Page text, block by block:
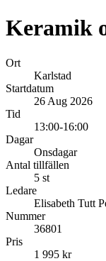
Keramik
Ort
Karlstad
Startdatum
26 Aug 2026
Tid
13:00-16:00
Dagar
Onsdagar
Antal tillfällen
5 st
Ledare
Elisabeth Tutt
Nummer
36801
Pris
1 995 kr